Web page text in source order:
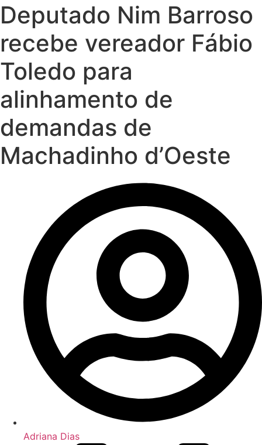
Deputado Nim Barroso
recebe vereador Fábio
Toledo para
alinhamento de
demandas de
Machadinho d’Oeste
Adriana Dias